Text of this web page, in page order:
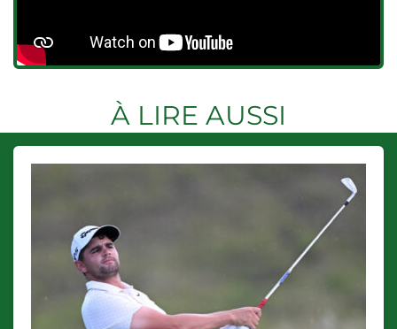
À LIRE AUSSI